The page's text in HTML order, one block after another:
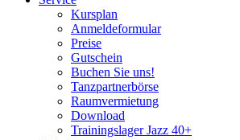
Kursplan
Anmeldeformular
Preise
Gutschein
Buchen Sie uns!
Tanzpartnerbörse
Raumvermietung
Download
Trainingslager Jazz 40+